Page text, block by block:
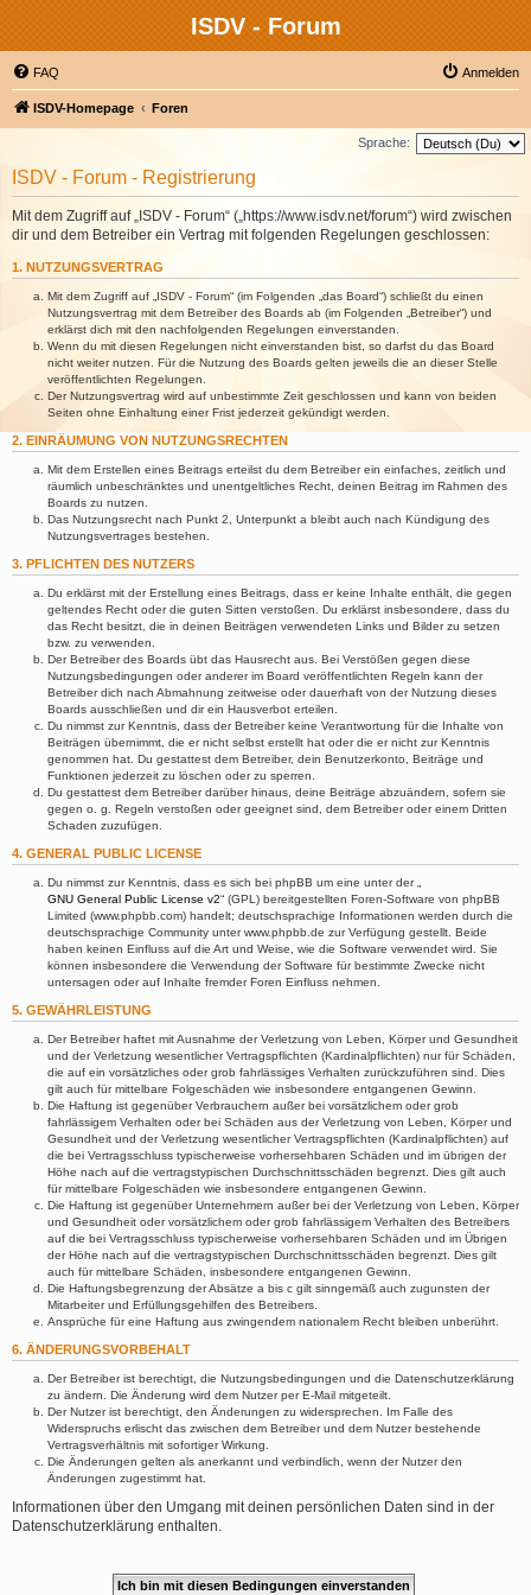
ISDV - Forum
FAQ Anmelden
ISDV-Homepage Foren
Sprache:
ISDV - Forum - Registrierung
Mit dem Zugriff auf „ISDV - Forum“ („https://www.isdv.net/forum“) wird zwischen
dir und dem Betreiber ein Vertrag mit folgenden Regelungen geschlossen:
1. NUTZUNGSVERTRAG
Mit dem Zugriff auf „ISDV - Forum“ (im Folgenden „das Board“) schließt du einen
Nutzungsvertrag mit dem Betreiber des Boards ab (im Folgenden „Betreiber“) und
erklärst dich mit den nachfolgenden Regelungen einverstanden.
Wenn du mit diesen Regelungen nicht einverstanden bist, so darfst du das Board
nicht weiter nutzen. Für die Nutzung des Boards gelten jeweils die an dieser Stelle
veröffentlichten Regelungen.
Der Nutzungsvertrag wird auf unbestimmte Zeit geschlossen und kann von beiden
Seiten ohne Einhaltung einer Frist jederzeit gekündigt werden.
2. EINRÄUMUNG VON NUTZUNGSRECHTEN
Mit dem Erstellen eines Beitrags erteilst du dem Betreiber ein einfaches, zeitlich und
räumlich unbeschränktes und unentgeltliches Recht, deinen Beitrag im Rahmen des
Boards zu nutzen.
Das Nutzungsrecht nach Punkt 2, Unterpunkt a bleibt auch nach Kündigung des
Nutzungsvertrages bestehen.
3. PFLICHTEN DES NUTZERS
Du erklärst mit der Erstellung eines Beitrags, dass er keine Inhalte enthält, die gegen
geltendes Recht oder die guten Sitten verstoßen. Du erklärst insbesondere, dass du
das Recht besitzt, die in deinen Beiträgen verwendeten Links und Bilder zu setzen
bzw. zu verwenden.
Der Betreiber des Boards übt das Hausrecht aus. Bei Verstößen gegen diese
Nutzungsbedingungen oder anderer im Board veröffentlichten Regeln kann der
Betreiber dich nach Abmahnung zeitweise oder dauerhaft von der Nutzung dieses
Boards ausschließen und dir ein Hausverbot erteilen.
Du nimmst zur Kenntnis, dass der Betreiber keine Verantwortung für die Inhalte von
Beiträgen übernimmt, die er nicht selbst erstellt hat oder die er nicht zur Kenntnis
genommen hat. Du gestattest dem Betreiber, dein Benutzerkonto, Beiträge und
Funktionen jederzeit zu löschen oder zu sperren.
Du gestattest dem Betreiber darüber hinaus, deine Beiträge abzuändern, sofern sie
gegen o. g. Regeln verstoßen oder geeignet sind, dem Betreiber oder einem Dritten
Schaden zuzufügen.
4. GENERAL PUBLIC LICENSE
Du nimmst zur Kenntnis, dass es sich bei phpBB um eine unter der „
GNU General Public License v2“ (GPL) bereitgestellten Foren-Software von phpBB
Limited (www.phpbb.com) handelt; deutschsprachige Informationen werden durch die
deutschsprachige Community unter www.phpbb.de zur Verfügung gestellt. Beide
haben keinen Einfluss auf die Art und Weise, wie die Software verwendet wird. Sie
können insbesondere die Verwendung der Software für bestimmte Zwecke nicht
untersagen oder auf Inhalte fremder Foren Einfluss nehmen.
5. GEWÄHRLEISTUNG
Der Betreiber haftet mit Ausnahme der Verletzung von Leben, Körper und Gesundheit
und der Verletzung wesentlicher Vertragspflichten (Kardinalpflichten) nur für Schäden,
die auf ein vorsätzliches oder grob fahrlässiges Verhalten zurückzuführen sind. Dies
gilt auch für mittelbare Folgeschäden wie insbesondere entgangenen Gewinn.
Die Haftung ist gegenüber Verbrauchern außer bei vorsätzlichem oder grob
fahrlässigem Verhalten oder bei Schäden aus der Verletzung von Leben, Körper und
Gesundheit und der Verletzung wesentlicher Vertragspflichten (Kardinalpflichten) auf
die bei Vertragsschluss typischerweise vorhersehbaren Schäden und im übrigen der
Höhe nach auf die vertragstypischen Durchschnittsschäden begrenzt. Dies gilt auch
für mittelbare Folgeschäden wie insbesondere entgangenen Gewinn.
Die Haftung ist gegenüber Unternehmern außer bei der Verletzung von Leben, Körper
und Gesundheit oder vorsätzlichem oder grob fahrlässigem Verhalten des Betreibers
auf die bei Vertragsschluss typischerweise vorhersehbaren Schäden und im Übrigen
der Höhe nach auf die vertragstypischen Durchschnittsschäden begrenzt. Dies gilt
auch für mittelbare Schäden, insbesondere entgangenen Gewinn.
Die Haftungsbegrenzung der Absätze a bis c gilt sinngemäß auch zugunsten der
Mitarbeiter und Erfüllungsgehilfen des Betreibers.
Ansprüche für eine Haftung aus zwingendem nationalem Recht bleiben unberührt.
6. ÄNDERUNGSVORBEHALT
Der Betreiber ist berechtigt, die Nutzungsbedingungen und die Datenschutzerklärung
zu ändern. Die Änderung wird dem Nutzer per E-Mail mitgeteilt.
Der Nutzer ist berechtigt, den Änderungen zu widersprechen. Im Falle des
Widerspruchs erlischt das zwischen dem Betreiber und dem Nutzer bestehende
Vertragsverhältnis mit sofortiger Wirkung.
Die Änderungen gelten als anerkannt und verbindlich, wenn der Nutzer den
Änderungen zugestimmt hat.
Informationen über den Umgang mit deinen persönlichen Daten sind in der
Datenschutzerklärung enthalten.